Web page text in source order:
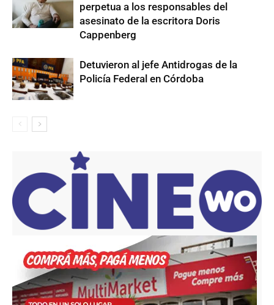
perpetua a los responsables del
asesinato de la escritora Doris
Cappenberg
Detuvieron al jefe Antidrogas de la
Policía Federal en Córdoba